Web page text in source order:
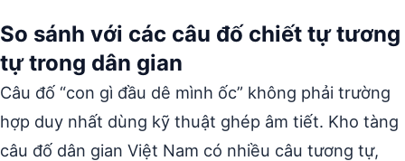
So sánh với các câu đố chiết tự tương
tự trong dân gian
Câu đố “con gì đầu dê mình ốc” không phải trường
hợp duy nhất dùng kỹ thuật ghép âm tiết. Kho tàng
câu đố dân gian Việt Nam có nhiều câu tương tự,